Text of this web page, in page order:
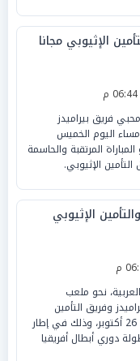
الإثيوبي مجانا
فريق بيراميدز
اليوم الخميس
نحو المباراة المرتقبة والحاسمة
الإثيوبي.
الإثيوبي
نحو ملعب
وفريق التأمين
الإثيوبي، اليوم الأحد الموافق 26 أكتوبر، وذلك في إطار
دور الـ 32 من بطولة دوري أبطال أفريقيا